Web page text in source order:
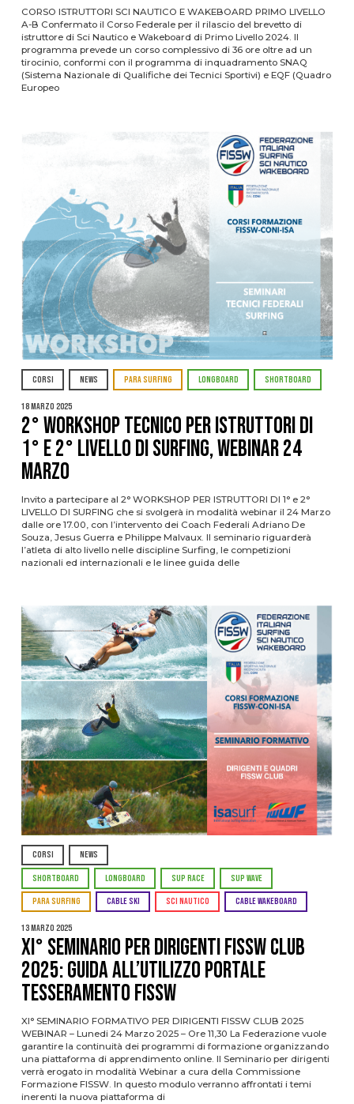
CORSO ISTRUTTORI SCI NAUTICO E WAKEBOARD PRIMO LIVELLO
A-B Confermato il Corso Federale per il rilascio del brevetto di
istruttore di Sci Nautico e Wakeboard di Primo Livello 2024. Il
programma prevede un corso complessivo di 36 ore oltre ad un
tirocinio, conformi con il programma di inquadramento SNAQ
(Sistema Nazionale di Qualifiche dei Tecnici Sportivi) e EQF (Quadro
Europeo
CORSI NEWS PARA SURFING LONGBOARD SHORTBOARD
18 Marzo 2025
2° WORKSHOP TECNICO PER ISTRUTTORI DI
1° E 2° LIVELLO DI SURFING, Webinar 24
Marzo
Invito a partecipare al 2° WORKSHOP PER ISTRUTTORI DI 1° e 2°
LIVELLO DI SURFING che si svolgerà in modalità webinar il 24 Marzo
dalle ore 17.00, con l’intervento dei Coach Federali Adriano De
Souza, Jesus Guerra e Philippe Malvaux. Il seminario riguarderà
l’atleta di alto livello nelle discipline Surfing, le competizioni
nazionali ed internazionali e le linee guida delle
CORSI NEWS
SHORTBOARD LONGBOARD SUP RACE SUP WAVE
PARA SURFING CABLE SKI SCI NAUTICO CABLE WAKEBOARD
13 Marzo 2025
XI° SEMINARIO PER DIRIGENTI FISSW CLUB
2025: Guida all’utilizzo Portale
Tesseramento FISSW
XI° SEMINARIO FORMATIVO PER DIRIGENTI FISSW CLUB 2025
WEBINAR – Lunedi 24 Marzo 2025 – Ore 11,30 La Federazione vuole
garantire la continuità dei programmi di formazione organizzando
una piattaforma di apprendimento online. Il Seminario per dirigenti
verrà erogato in modalità Webinar a cura della Commissione
Formazione FISSW. In questo modulo verranno affrontati i temi
inerenti la nuova piattaforma di